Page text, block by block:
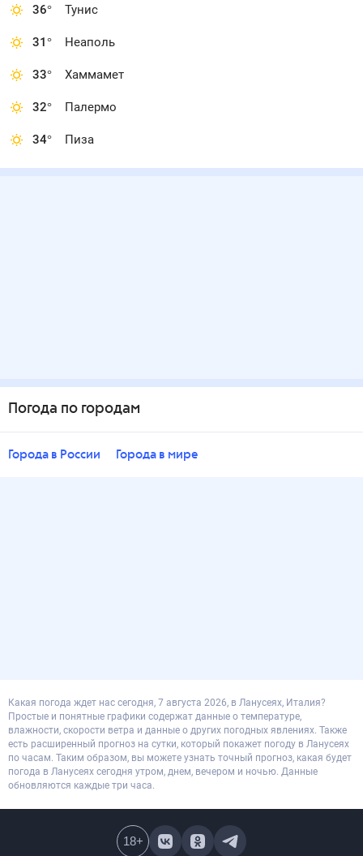
36° Тунис
31° Неаполь
33° Хаммамет
32° Палермо
34° Пиза
Погода по городам
Города в России Города в мире
Какая погода ждет нас сегодня, 7 августа 2026, в Ланусеях, Италия?
Простые и понятные графики содержат данные о температуре,
влажности, скорости ветра и данные о других погодных явлениях. Также
есть расширенный прогноз на сутки, который покажет погоду в Ланусеях
по часам. Таким образом, вы можете узнать точный прогноз, какая будет
погода в Ланусеях сегодня утром, днем, вечером и ночью. Данные
обновляются каждые три часа.
18+